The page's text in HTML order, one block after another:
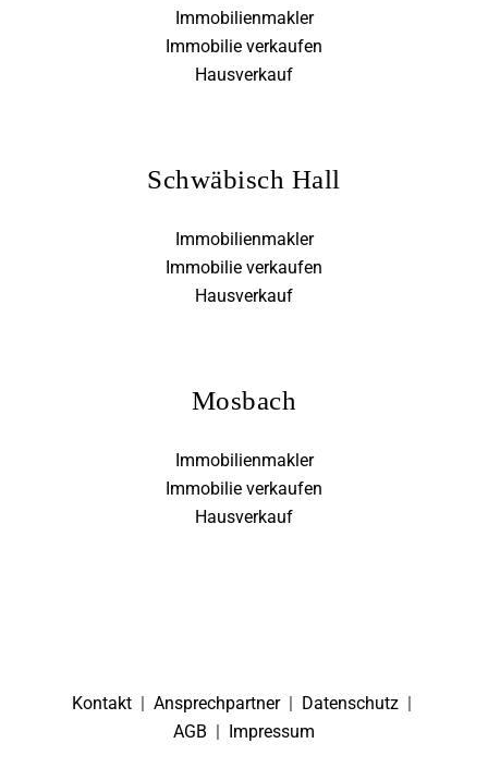
Immobilienmakler
Immobilie verkaufen
Hausverkauf
Schwäbisch Hall
Immobilienmakler
Immobilie verkaufen
Hausverkauf
Mosbach
Immobilienmakler
Immobilie verkaufen
Hausverkauf
Kontakt | Ansprechpartner| Datenschutz |
AGB | Impressum